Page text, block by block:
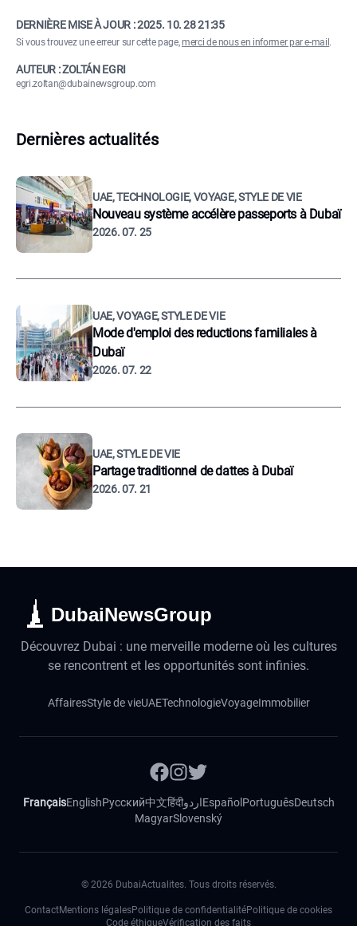
DERNIÈRE MISE À JOUR :2025. 10. 28 21:35
Si vous trouvez une erreur sur cette page,merci de nous en informer par e-mail .
AUTEUR : ZOLTÁN EGRI
egri.zoltan@dubainewsgroup.com
Dernières actualités
UAE, TECHNOLOGIE, VOYAGE, STYLE DE VIE
Nouveau système accélère passeports à Dubaï
2026. 07. 25
UAE, VOYAGE, STYLE DE VIE
Mode d'emploi des reductions familiales à
Dubaï
2026. 07. 22
UAE, STYLE DE VIE
Partage traditionnel de dattes à Dubaï
2026. 07. 21
DubaiNewsGroup
Découvrez Dubai : une merveille moderne où les cultures
se rencontrent et les opportunités sont infinies.
AffairesStyle de vieUAETechnologieVoyageImmobilier
FrançaisEnglishРусский中文हिंदीاردوEspañol PortuguêsDeutsch
MagyarSlovenský
© 2026 DubaiActualites. Tous droits réservés.
ContactMentions légalesPolitique de confidentialitéPolitique de cookies
Code éthiqueVérification des faits